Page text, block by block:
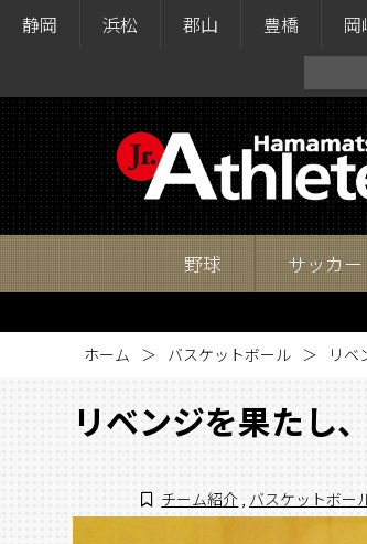
静岡 浜松 郡山 豊橋 岡
野球 サッカー
ホーム バスケットボール リベ
リベンジを果たし
チーム紹介 , バスケットボー